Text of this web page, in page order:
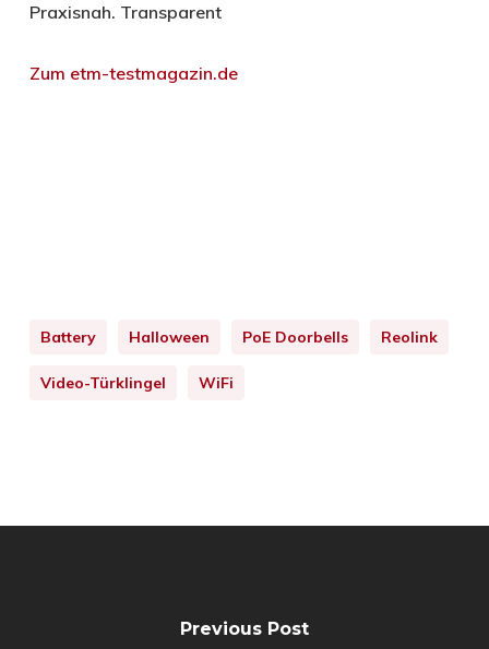
Praxisnah. Transparent
Zum etm-testmagazin.de
Battery Halloween PoE Doorbells Reolink
Video-Türklingel WiFi
Previous Post